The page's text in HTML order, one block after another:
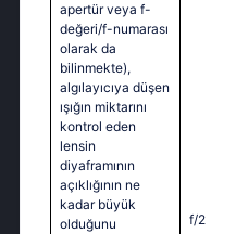
apertür veya f-
değeri/f-numarası
olarak da
bilinmekte),
algılayıcıya düşen
ışığın miktarını
kontrol eden
lensin
diyaframının
açıklığının ne
kadar büyük
olduğunu
f/2